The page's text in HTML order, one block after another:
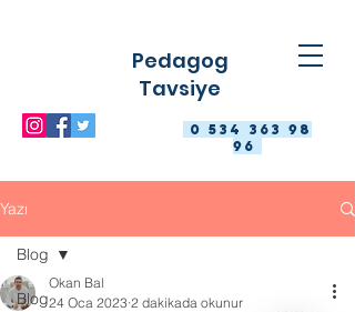
0 534 363 98
96
Pedagog
Tavsiye
Yazı
Blog
Blog
Okan Bal
24 Oca 2023 2 dakikada okunur